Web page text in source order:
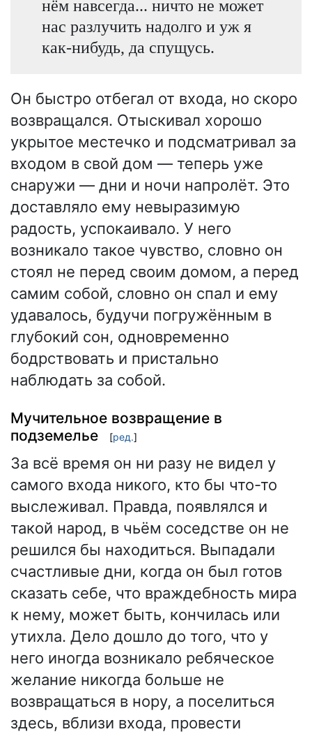
нём навсегда... ничто не может
нас разлучить надолго и уж я
как-нибудь, да спущусь.
Он быстро отбегал от входа, но скоро
возвращался. Отыскивал хорошо
укрытое местечко и подсматривал за
входом в свой дом — теперь уже
снаружи — дни и ночи напролёт. Это
доставляло ему невыразимую
радость, успокаивало. У него
возникало такое чувство, словно он
стоял не перед своим домом, а перед
самим собой, словно он спал и ему
удавалось, будучи погружённым в
глубокий сон, одновременно
бодрствовать и пристально
наблюдать за собой.
Мучительное возвращение в
подземелье
[ред.]
За всё время он ни разу не видел у
самого входа никого, кто бы что-то
выслеживал. Правда, появлялся и
такой народ, в чьём соседстве он не
решился бы находиться. Выпадали
счастливые дни, когда он был готов
сказать себе, что враждебность мира
к нему, может быть, кончилась или
утихла. Дело дошло до того, что у
него иногда возникало ребяческое
желание никогда больше не
возвращаться в нору, а поселиться
здесь, вблизи входа, провести